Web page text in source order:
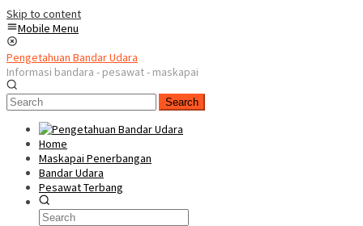
Skip to content
Mobile Menu
Pengetahuan Bandar Udara
Informasi bandara - pesawat - maskapai
Search
Home
Maskapai Penerbangan
Bandar Udara
Pesawat Terbang